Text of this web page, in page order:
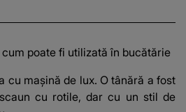
poate fi utilizată în bucătărie
cu mașină de lux. O tânără a fost
cu rotile, dar cu un stil de